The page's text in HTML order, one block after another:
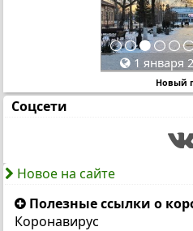
1 января
Новый
Соцсети
Новое на сайте
Полезные ссылки о
Коронавирус